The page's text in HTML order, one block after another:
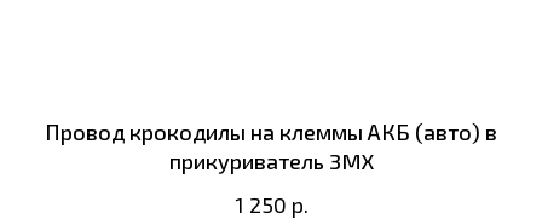
Провод крокодилы на клеммы АКБ (авто) в
прикуриватель 3MX
1 250 р.